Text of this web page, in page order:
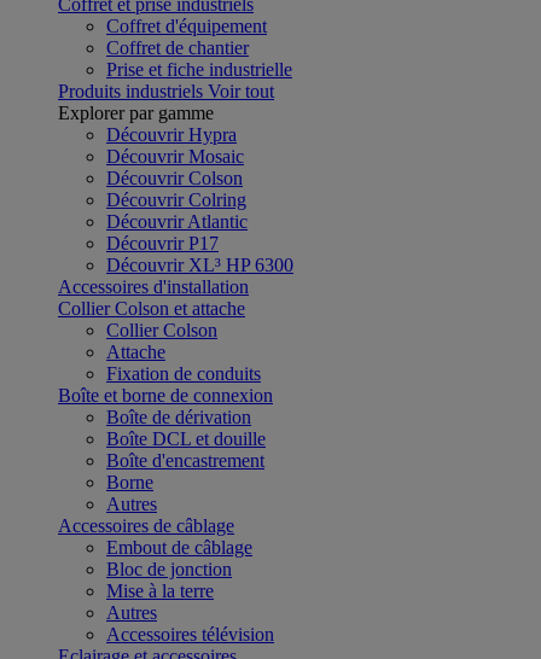
Coffret et prise industriels
Coffret d'équipement
Coffret de chantier
Prise et fiche industrielle
Produits industriels Voir tout
Explorer par gamme
Découvrir Hypra
Découvrir Mosaic
Découvrir Colson
Découvrir Colring
Découvrir Atlantic
Découvrir P17
Découvrir XL³ HP 6300
Accessoires d'installation
Collier Colson et attache
Collier Colson
Attache
Fixation de conduits
Boîte et borne de connexion
Boîte de dérivation
Boîte DCL et douille
Boîte d'encastrement
Borne
Autres
Accessoires de câblage
Embout de câblage
Bloc de jonction
Mise à la terre
Autres
Accessoires télévision